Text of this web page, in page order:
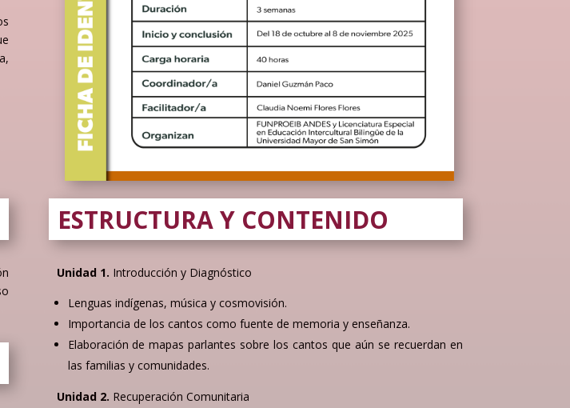
ESTRUCTURA Y CONTENIDO
Unidad 1. Introducción y Diagnóstico
Lenguas indígenas, música y cosmovisión.
Importancia de los cantos como fuente de memoria y enseñanza.
Elaboración de mapas parlantes sobre los cantos que aún se recuerdan en
las familias y comunidades.
Unidad 2. Recuperación Comunitaria